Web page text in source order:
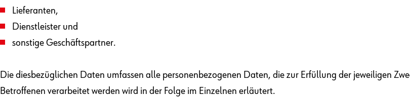
Lieferanten,
Dienstleister und
sonstige Geschäftspartner.
Die diesbezüglichen Daten umfassen alle personenbezogenen Daten, die zur Erfüllung der jeweiligen
Betroffenen verarbeitet werden wird in der Folge im Einzelnen erläutert.